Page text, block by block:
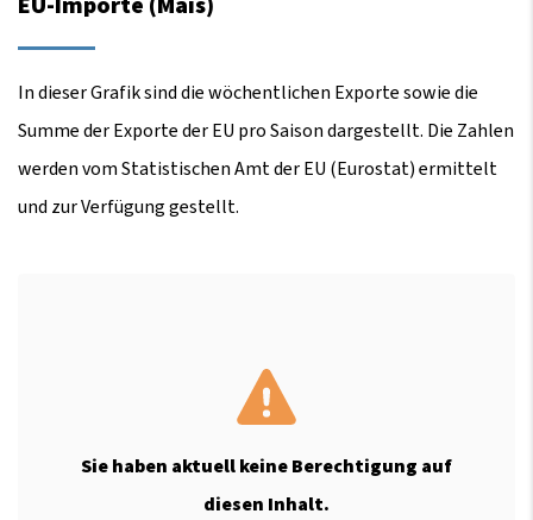
In dieser Grafik sind die wöchentlichen Exporte sowie die
Summe der Exporte der EU pro Saison dargestellt. Die Zahlen
werden vom Statistischen Amt der EU (Eurostat) ermittelt
und zur Verfügung gestellt.
Sie haben aktuell keine Berechtigung auf
diesen Inhalt.